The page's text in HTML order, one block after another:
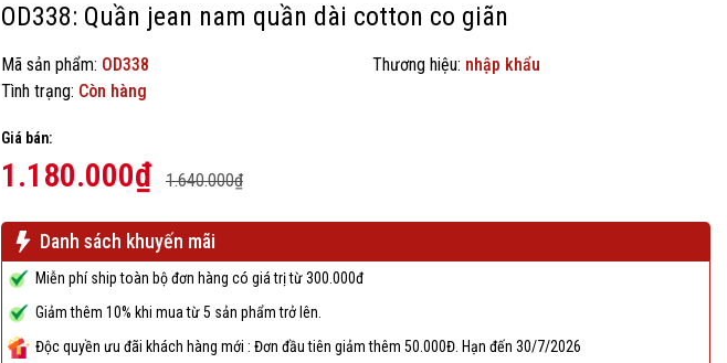
OD338: Quần jean nam quần dài cotton co giãn
Mã sản phẩm: OD338 Thương hiệu: nhập khẩu
Tình trạng: Còn hàng
Giá bán:
1.180.000₫ 1.640.000₫
Danh sách khuyến mãi
Miễn phí ship toàn bộ đơn hàng có giá trị từ 300.000đ
Giảm thêm 10% khi mua từ 5 sản phẩm trở lên.
Độc quyền ưu đãi khách hàng mới : Đơn đầu tiên giảm thêm 50.000Đ. Hạn đến 30/7/2026